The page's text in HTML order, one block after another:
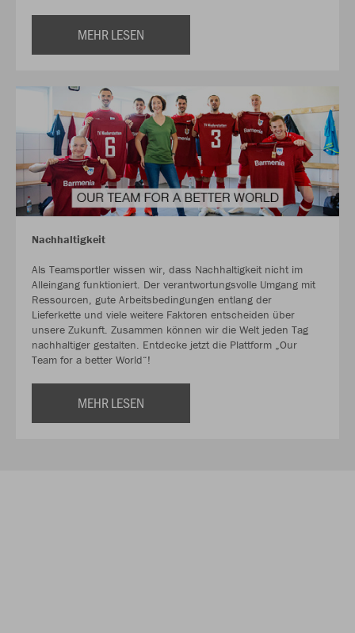
MEHR LESEN
Nachhaltigkeit
Als Teamsportler wissen wir, dass Nachhaltigkeit nicht im
Alleingang funktioniert. Der verantwortungsvolle Umgang mit
Ressourcen, gute Arbeitsbedingungen entlang der
Lieferkette und viele weitere Faktoren entscheiden über
unsere Zukunft. Zusammen können wir die Welt jeden Tag
nachhaltiger gestalten. Entdecke jetzt die Plattform „Our
Team for a better World“!
MEHR LESEN